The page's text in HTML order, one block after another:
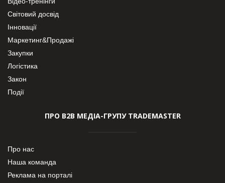
Світовий досвід
Інновації
Маркетинг&Продажі
Закупки
Логістика
Закон
Події
ПРО В2В МЕДІА-ГРУПУ TRADEMASTER
Про нас
Наша команда
Реклама на порталі